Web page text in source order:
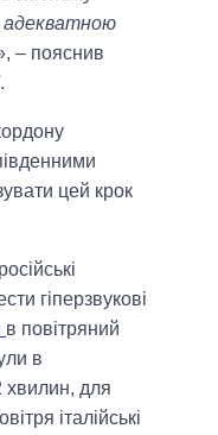
адекватною
– пояснив
цей крок
гіперзвукові
в повітряний
в
хвилин, для
італійські